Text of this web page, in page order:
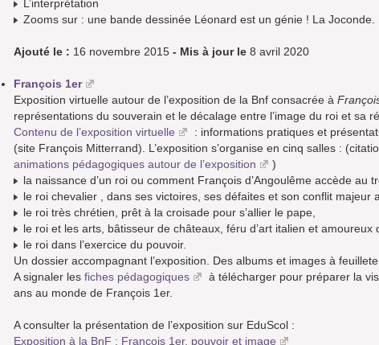
L’interprétation
Zooms sur : une bande dessinée Léonard est un génie ! La Joconde.
Ajouté le : 16 novembre 2015 - Mis à jour le 8 avril 2020
François 1er
Exposition virtuelle autour de l’exposition de la Bnf consacrée à
représentations du souverain et le décalage entre l’image du roi et sa
Contenu de l’exposition virtuelle
: informations pratiques et
(site François Mitterrand). L’exposition s’organise en cinq salles :
animations pédagogiques autour de l’exposition
)
la naissance d’un roi ou comment François d’Angoulême accède au
le roi chevalier , dans ses victoires, ses défaites et son conflit majeur
le roi très chrétien, prêt à la croisade pour s’allier le pape,
le roi et les arts, bâtisseur de châteaux, féru d’art italien et amoureux
le roi dans l’exercice du pouvoir.
Un dossier accompagnant l’exposition. Des albums et images à
A signaler les fiches pédagogiques à télécharger pour préparer la
ans au monde de François 1er.
A consulter la présentation de l’exposition sur EduScol :
Exposition à la BnF : François 1er, pouvoir et image